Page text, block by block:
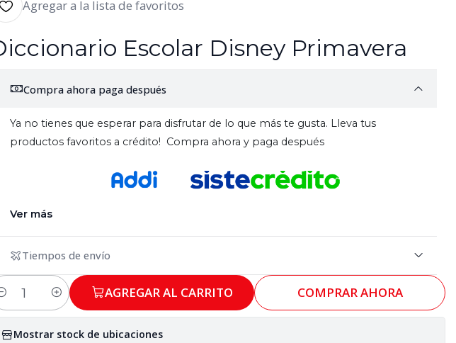
Agregar a la lista de favoritos
Escolar Disney Primavera
Compra ahora paga después
Ya no tienes que esperar para disfrutar de lo que más te gusta. Lleva tus
productos favoritos a crédito! Compra ahora y paga después
Ver más
Tiempos de envío
AGREGAR AL CARRITO COMPRAR AHORA
Mostrar stock de ubicaciones